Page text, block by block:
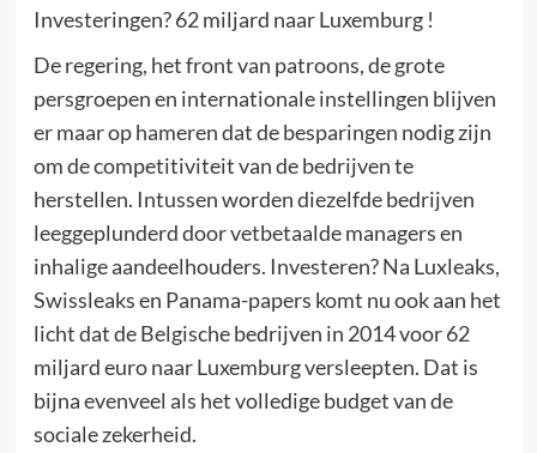
Investeringen? 62 miljard naar Luxemburg !
De regering, het front van patroons, de grote
persgroepen en internationale instellingen blijven
er maar op hameren dat de besparingen nodig zijn
om de competitiviteit van de bedrijven te
herstellen. Intussen worden diezelfde bedrijven
leeggeplunderd door vetbetaalde managers en
inhalige aandeelhouders. Investeren? Na Luxleaks,
Swissleaks en Panama-papers komt nu ook aan het
licht dat de Belgische bedrijven in 2014 voor 62
miljard euro naar Luxemburg versleepten. Dat is
bijna evenveel als het volledige budget van de
sociale zekerheid.